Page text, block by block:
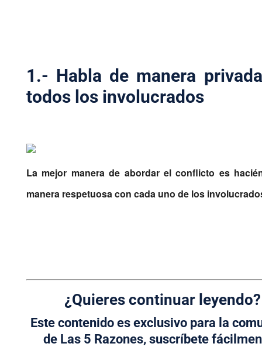
1.- Habla de manera
todos los involucrados
La mejor manera de abordar el conflicto es
manera respetuosa con cada uno de los
¿Quieres continuar leyendo?
Este contenido es exclusivo para la
deLas 5 Razones,suscríbete